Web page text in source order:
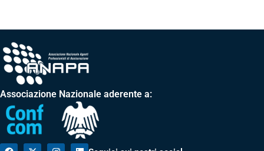
Associazione Nazionale aderente a: